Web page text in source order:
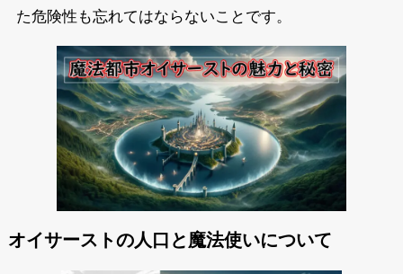
た危険性も忘れてはならないことです。
オイサーストの人口と魔法使いについて